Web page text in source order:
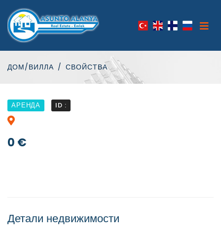
ДОМ/ВИЛЛА СВОЙСТВА
АРЕНДА ID :
0 €
Детали недвижимости